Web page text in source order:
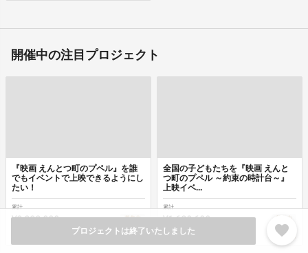
プロジェクトは終了いたしました favorite
開催中の注目プロジェクト
『映画 えんとつ町のプペル』を誰
でもイベントで上映できるようにし
たい！
累計
¥2,388,000 募集中
7 %
全国の子どもたちを『映画 えんと
つ町のプペル ～約束の時計台～』
上映イベ...
累計
¥1,629,600 募集中
325 %